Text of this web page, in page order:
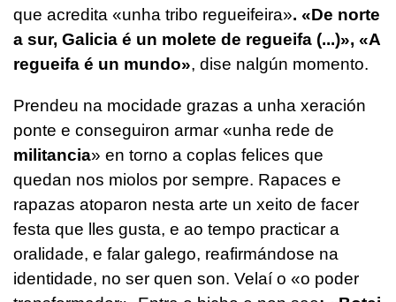
que acredita «unha tribo regueifeira». «De norte
a sur, Galicia é un molete de regueifa (...)», «A
regueifa é un mundo», dise nalgún momento.
Prendeu na mocidade grazas a unha xeración
ponte e conseguiron armar «unha rede de
militancia» en torno a coplas felices que
quedan nos miolos por sempre. Rapaces e
rapazas atoparon nesta arte un xeito de facer
festa que lles gusta, e ao tempo practicar a
oralidade, e falar galego, reafirmándose na
identidade, no ser quen son. Velaí o «o poder